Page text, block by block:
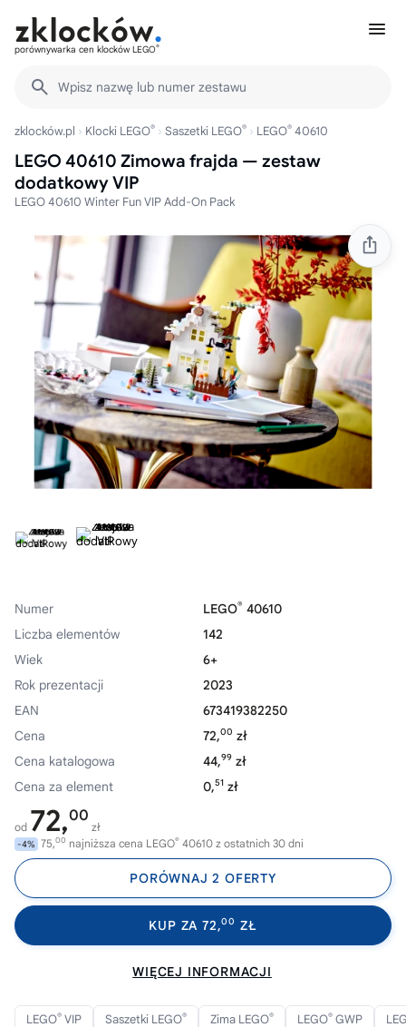
porównywarka cen klocków LEGO®
Wpisz nazwę lub numer zestawu
zklocków.pl Klocki LEGO® Saszetki LEGO® LEGO® 40610
LEGO 40610 Zimowa frajda — zestaw
dodatkowy VIP
LEGO 40610 Winter Fun VIP Add-On Pack
Numer LEGO® 40610
Liczba elementów
142
Wiek
6+
Rok prezentacji
2023
EAN
673419382250
Cena
72,00 zł
Cena katalogowa
44,99 zł
Cena za element
0,51 zł
od 72,00
zł
-4% 75,00 najniższa cena LEGO® 40610 z ostatnich 30 dni
PORÓWNAJ 2 OFERTY
KUP ZA 72,00 ZŁ
WIĘCEJ INFORMACJI
LEGO® VIP Saszetki LEGO® Zima LEGO® LEGO® GWP